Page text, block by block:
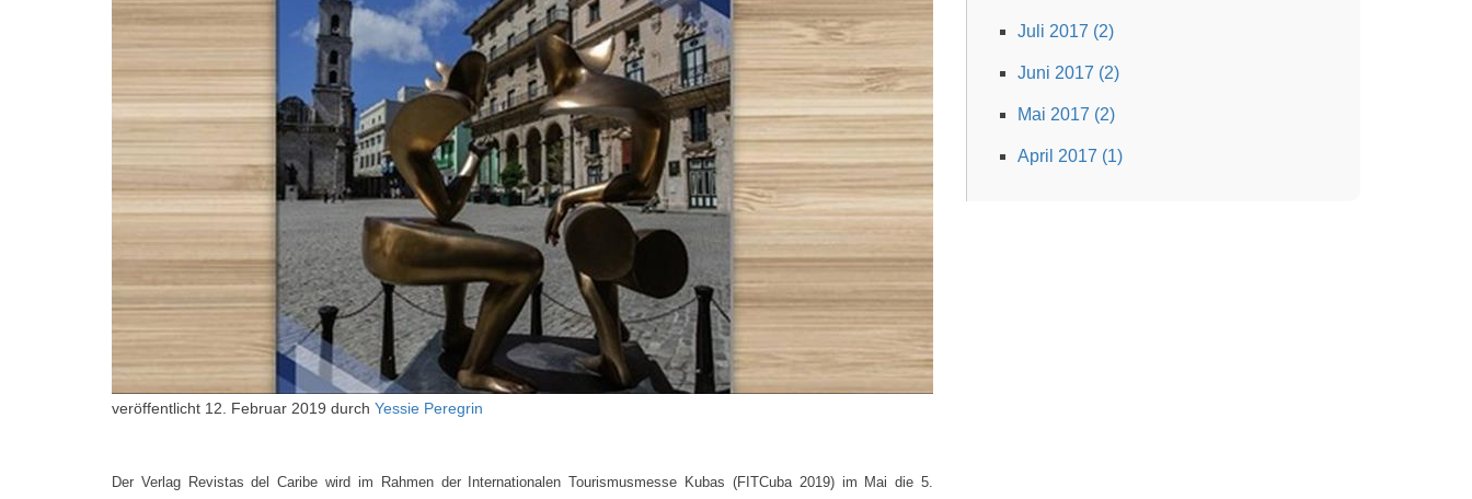
Juli 2017 (2)
Juni 2017 (2)
Mai 2017 (2)
April 2017 (1)
veröffentlicht 12. Februar 2019 durch Yessie Peregrin
Der Verlag Revistas del Caribe wird im Rahmen der Internationalen Tourismusmesse Kubas (FITCuba 2019) im Mai die 5.